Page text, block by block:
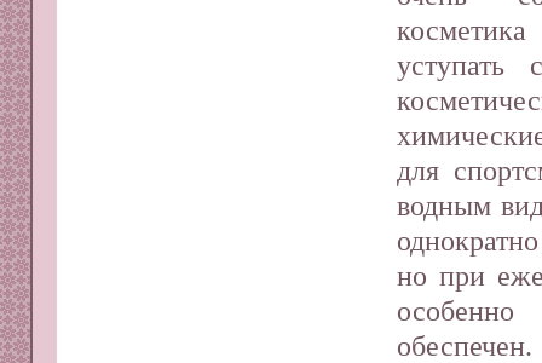
уступать
для
водным
но при
обеспечен.